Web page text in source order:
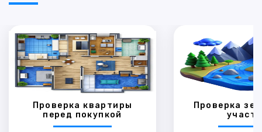
Проверка квартиры
перед покупкой
Проверка